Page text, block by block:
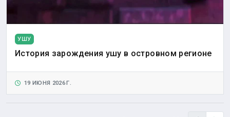
УШУ
История зарождения ушу в островном регионе
19 ИЮНЯ 2026 Г.